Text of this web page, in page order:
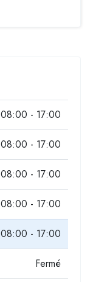
08:00 - 17:00
08:00 - 17:00
08:00 - 17:00
08:00 - 17:00
08:00 - 17:00
Fermé